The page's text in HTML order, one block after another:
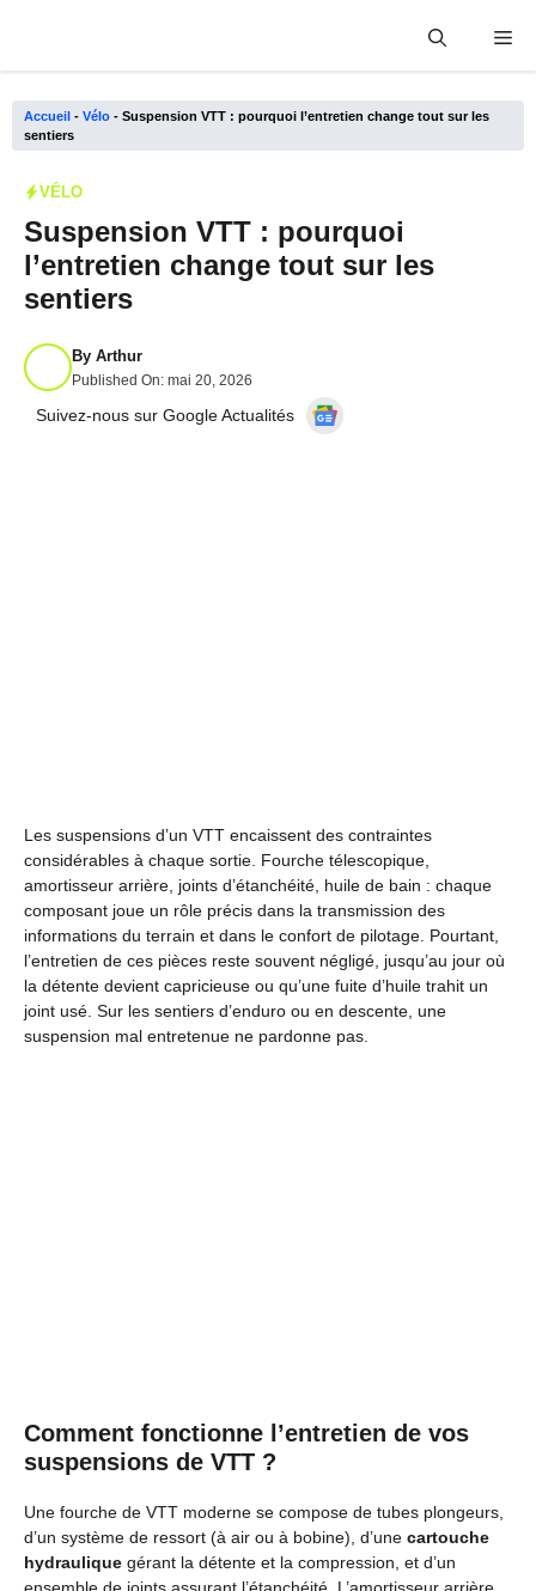
Accueil - Vélo - Suspension VTT : pourquoi l’entretien change tout sur les
sentiers
VÉLO
Suspension VTT : pourquoi
l’entretien change tout sur les
sentiers
By Arthur
Published On: mai 20, 2026
Suivez-nous sur Google Actualités
Les suspensions d’un VTT encaissent des contraintes
considérables à chaque sortie. Fourche télescopique,
amortisseur arrière, joints d’étanchéité, huile de bain : chaque
composant joue un rôle précis dans la transmission des
informations du terrain et dans le confort de pilotage. Pourtant,
l’entretien de ces pièces reste souvent négligé, jusqu’au jour où
la détente devient capricieuse ou qu’une fuite d’huile trahit un
joint usé. Sur les sentiers d’enduro ou en descente, une
suspension mal entretenue ne pardonne pas.
Comment fonctionne l’entretien de vos
suspensions de VTT ?
Une fourche de VTT moderne se compose de tubes plongeurs,
d’un système de ressort (à air ou à bobine), d’une cartouche
hydraulique gérant la détente et la compression, et d’un